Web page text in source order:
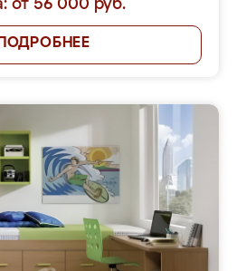
от 56 000 руб.
ПОДРОБНЕЕ